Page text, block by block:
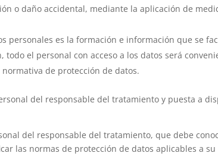
o daño accidental, mediante la aplicación de
personales es la formación e información que se
el personal con acceso a los datos será
de protección de datos.
del responsable del tratamiento y puesta a
del responsable del tratamiento, que debe
las normas de protección de datos aplicables a